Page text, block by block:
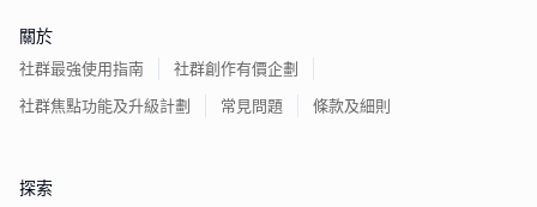
關於
社群最強使用指南
社群創作有價企劃
社群焦點功能及升級計劃
常見問題 條款及細則
探索